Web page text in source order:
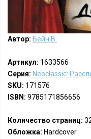
Автор: Бейн В.
Артикул: 1633566
Серия: Neoclassic:
SKU: 171576
ISBN: 9785171856656
Количество страниц:
Обложка: Hardcover